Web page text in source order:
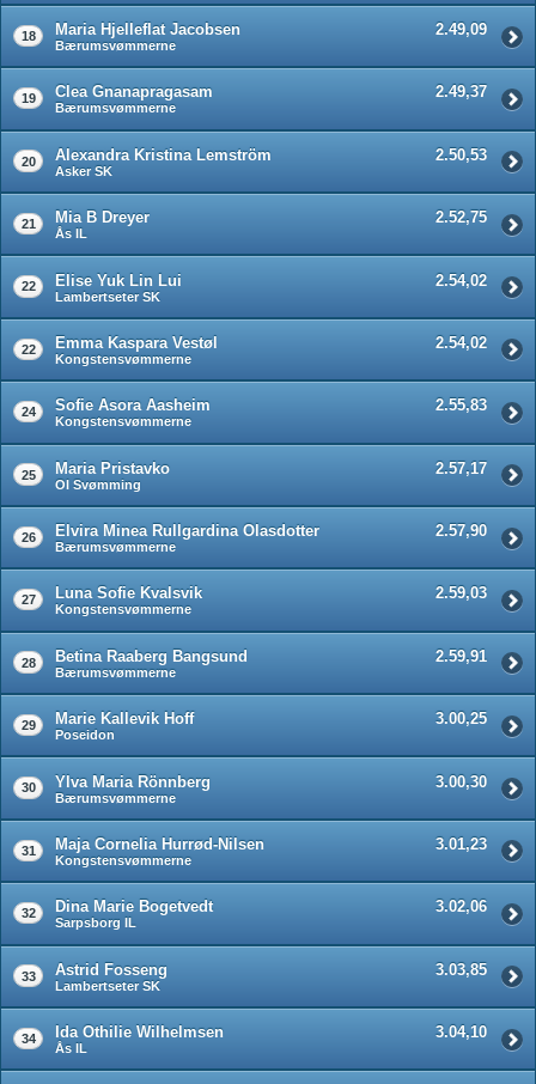
18 Maria Hjelleflat Jacobsen
Bærumsvømmerne
2.49,09
19 Clea Gnanapragasam
Bærumsvømmerne
2.49,37
20 Alexandra Kristina Lemström
Asker SK
2.50,53
21 Mia B Dreyer
Ås IL
2.52,75
22 Elise Yuk Lin Lui
Lambertseter SK
2.54,02
22 Emma Kaspara Vestøl
Kongstensvømmerne
2.54,02
24 Sofie Asora Aasheim
Kongstensvømmerne
2.55,83
25 Maria Pristavko
OI Svømming
2.57,17
26 Elvira Minea Rullgardina Olasdotter
Bærumsvømmerne
2.57,90
27 Luna Sofie Kvalsvik
Kongstensvømmerne
2.59,03
28 Betina Raaberg Bangsund
Bærumsvømmerne
2.59,91
29 Marie Kallevik Hoff
Poseidon
3.00,25
30 Ylva Maria Rönnberg
Bærumsvømmerne
3.00,30
31 Maja Cornelia Hurrød-Nilsen
Kongstensvømmerne
3.01,23
32 Dina Marie Bogetvedt
Sarpsborg IL
3.02,06
33 Astrid Fosseng
Lambertseter SK
3.03,85
34 Ida Othilie Wilhelmsen
Ås IL
3.04,10